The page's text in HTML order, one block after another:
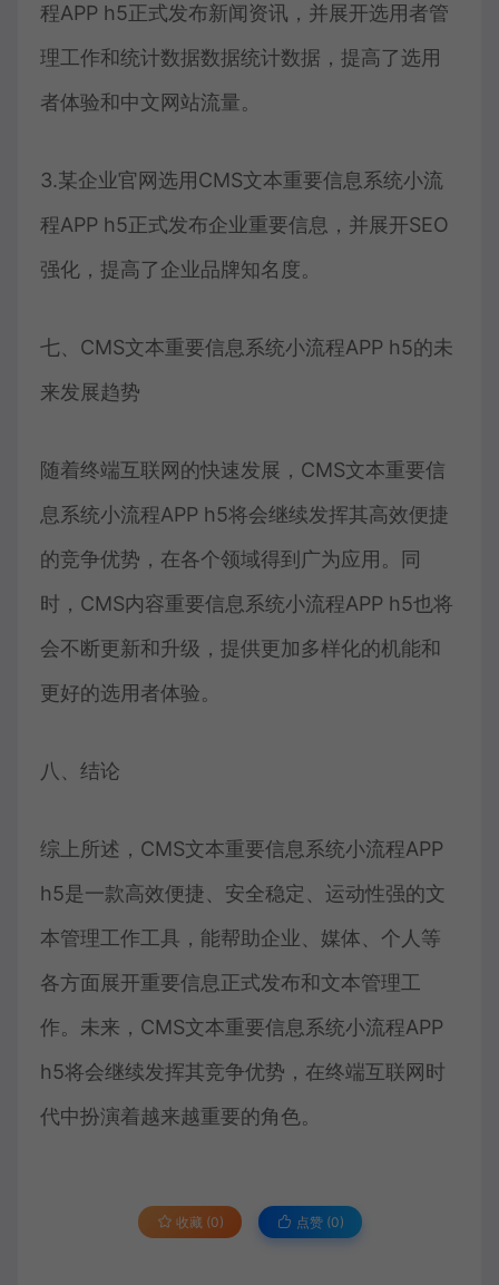
程APP h5正式发布新闻资讯，并展开选用者管
理工作和统计数据数据统计数据，提高了选用
者体验和中文网站流量。
3.某企业官网选用CMS文本重要信息系统小流
程APP h5正式发布企业重要信息，并展开SEO
强化，提高了企业品牌知名度。
七、CMS文本重要信息系统小流程APP h5的未
来发展趋势
随着终端互联网的快速发展，CMS文本重要信
息系统小流程APP h5将会继续发挥其高效便捷
的竞争优势，在各个领域得到广为应用。同
时，CMS内容重要信息系统小流程APP h5也将
会不断更新和升级，提供更加多样化的机能和
更好的选用者体验。
八、结论
综上所述，CMS文本重要信息系统小流程APP
h5是一款高效便捷、安全稳定、运动性强的文
本管理工作工具，能帮助企业、媒体、个人等
各方面展开重要信息正式发布和文本管理工
作。未来，CMS文本重要信息系统小流程APP
h5将会继续发挥其竞争优势，在终端互联网时
代中扮演着越来越重要的角色。
收藏 (0) 点赞 (0)